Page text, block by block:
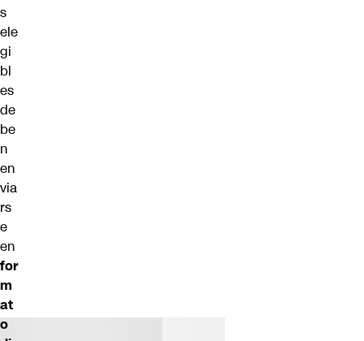
s
ele
gi
bl
es
de
be
n
en
via
rs
e
en
for
m
at
o